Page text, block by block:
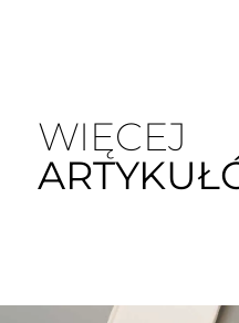
WIĘCEJ